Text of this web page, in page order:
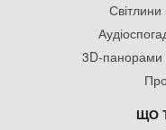
Світлини
3D-
ЩО